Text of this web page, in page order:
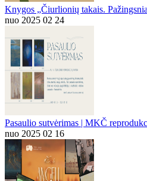
Knygos „Čiurlionių takais.
nuo 2025 02 24
Pasaulio sutvėrimas | MKČ
nuo 2025 02 16